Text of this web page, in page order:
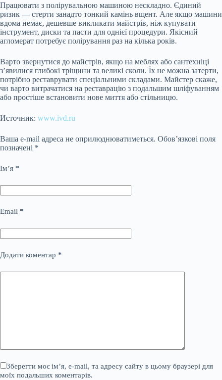
Працювати з полірувальною машиною нескладно. Єдиний
ризик — стерти занадто тонкий камінь вщент. Але якщо машини
вдома немає, дешевше викликати майстрів, ніж купувати
інструмент, диски та пасти для однієї процедури. Якісний
агломерат потребує полірування раз на кілька років.
Варто звернутися до майстрів, якщо на меблях або сантехніці
з’явилися глибокі тріщини та великі сколи. Їх не можна затерти,
потрібно реставрувати спеціальними складами. Майстер скаже,
чи варто витрачатися на реставрацію з подальшим шліфуванням
або простіше встановити нове миття або стільницю.
Источник: www.ivd.ru
Ваша e-mail адреса не оприлюднюватиметься. Обов’язкові поля
позначені *
Ім’я *
Email *
Додати коментар *
Зберегти моє ім’я, e-mail, та адресу сайту в цьому браузері для
моїх подальших коментарів.